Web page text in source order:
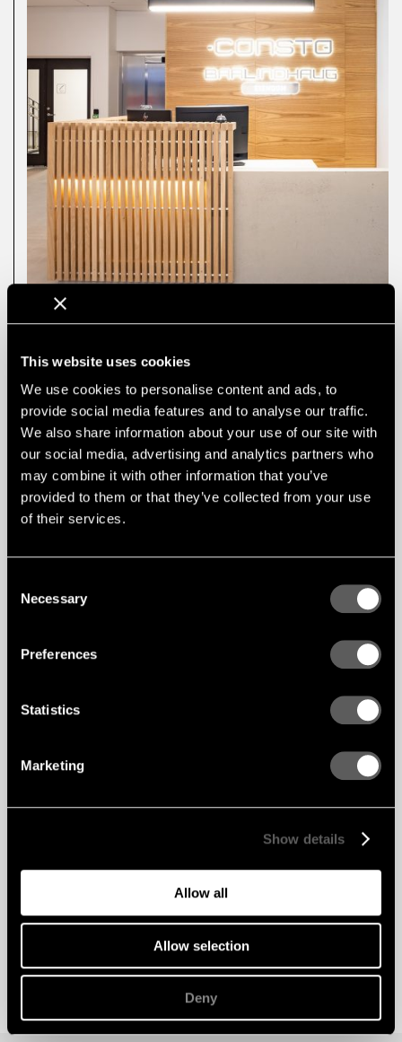
This website uses cookies
We use cookies to personalise content and ads, to
provide social media features and to analyse our traffic.
We also share information about your use of our site with
our social media, advertising and analytics partners who
may combine it with other information that you’ve
provided to them or that they’ve collected from your use
of their services.
Selection
Necessary
Preferences
Statistics
Marketing
Show details
Allow all
Allow selection
Deny
SZCZEGÓŁY Instalacja: Consto
Zdjęcie: Sigve Nederdal
Zastosowany produkt: Panele drewniane
Zastosowana okleina: Dąb
Klasa ogniowa: A2-s1,d0